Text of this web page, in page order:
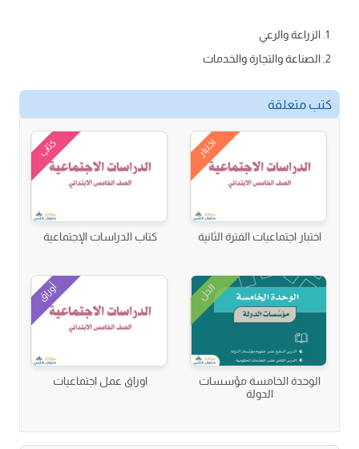
الزراعة والرعي
الصناعة والتجارة والخدمات
كتب متعلقة
اختبار
اختبار اجتماعيات الفترة الثانية
كتاب
كتاب الدراسات الإجتماعية
الحل
الوحدة الخامسة مؤسسات
الدولة
أوراق
اوراق عمل اجتماعيات